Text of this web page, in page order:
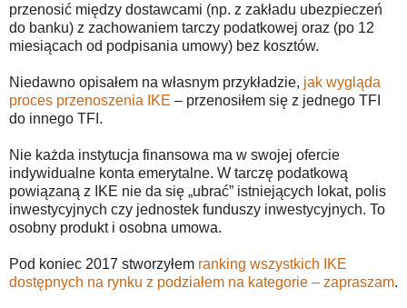
przenosić między dostawcami (np. z zakładu ubezpieczeń
do banku) z zachowaniem tarczy podatkowej oraz (po 12
miesiącach od podpisania umowy) bez kosztów.
Niedawno opisałem na własnym przykładzie, jak wygląda
proces przenoszenia IKE – przenosiłem się z jednego TFI
do innego TFI.
Nie każda instytucja finansowa ma w swojej ofercie
indywidualne konta emerytalne. W tarczę podatkową
powiązaną z IKE nie da się „ubrać” istniejących lokat, polis
inwestycyjnych czy jednostek funduszy inwestycyjnych. To
osobny produkt i osobna umowa.
Pod koniec 2017 stworzyłem ranking wszystkich IKE
dostępnych na rynku z podziałem na kategorie – zapraszam.